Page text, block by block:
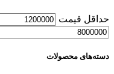
حداقل قیمت
دسته‌های محصولات